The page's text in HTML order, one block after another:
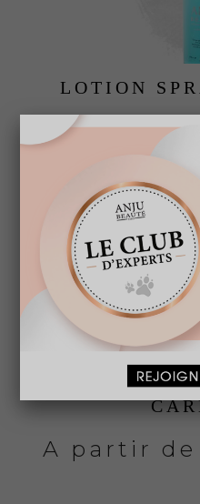
LOTION
A partir de
A partir de